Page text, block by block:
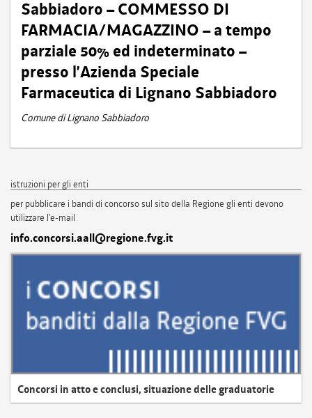
Sabbiadoro – COMMESSO DI
FARMACIA/MAGAZZINO – a tempo
parziale 50% ed indeterminato –
presso l’Azienda Speciale
Farmaceutica di Lignano Sabbiadoro
Comune di Lignano Sabbiadoro
istruzioni per gli enti
per pubblicare i bandi di concorso sul sito della Regione gli enti devono
utilizzare l'e-mail
info.concorsi.aall@regione.fvg.it
Concorsi in atto e conclusi, situazione delle graduatorie